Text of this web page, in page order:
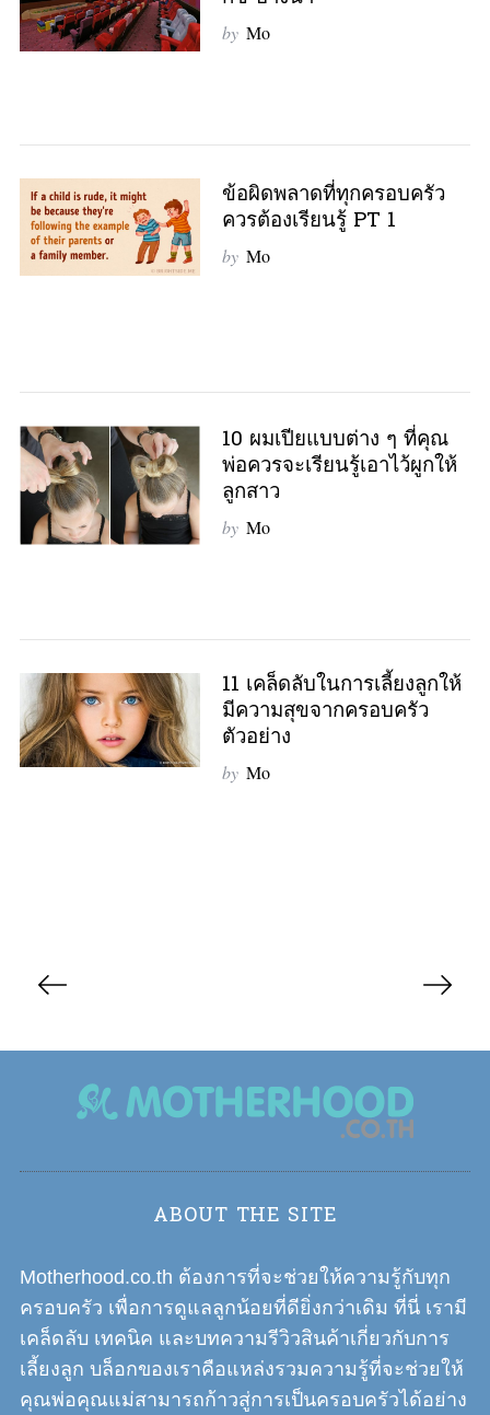
by Mo
ข้อผิดพลาดที่ทุกครอบครัว
ควรต้องเรียนรู้ PT 1
by Mo
10 ผมเปียแบบต่าง ๆ ที่คุณ
พ่อควรจะเรียนรู้เอาไว้ผูกให้
ลูกสาว
by Mo
11 เคล็ดลับในการเลี้ยงลูกให้
มีความสุขจากครอบครัว
ตัวอย่าง
by Mo
a
t
i
o
n
ABOUT THE SITE
Motherhood.co.th ต้องการที่จะช่วยให้ความรู้กับทุก
ครอบครัว เพื่อการดูแลลูกน้อยที่ดียิ่งกว่าเดิม ที่นี่ เรามี
เคล็ดลับ เทคนิค และบทความรีวิวสินค้าเกี่ยวกับการ
เลี้ยงลูก บล็อกของเราคือแหล่งรวมความรู้ที่จะช่วยให้
คุณพ่อคุณแม่สามารถก้าวสู่การเป็นครอบครัวได้อย่าง